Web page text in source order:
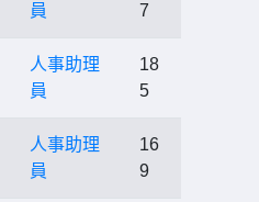
員
7
人事助理
員
18
5
人事助理
員
16
9